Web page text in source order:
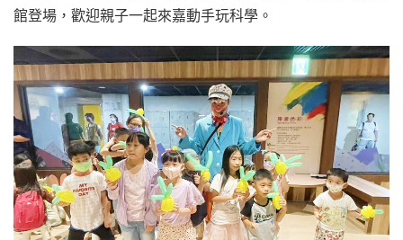
館登場，歡迎親子一起來嘉動手玩科學。